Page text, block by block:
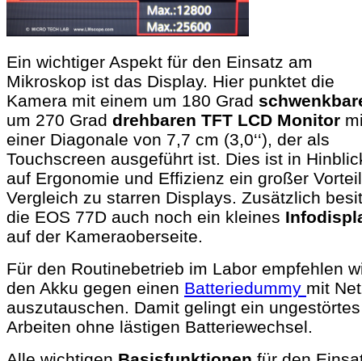
Ein wichtiger Aspekt für den Einsatz am
Mikroskop ist das Display. Hier punktet die
Kamera mit einem um 180 Grad
um 270 Grad drehbaren TFT LCD Monitor
einer Diagonale von 7,7 cm (3,0‘‘), der als
Touchscreen ausgeführt ist. Dies ist in
auf Ergonomie und Effizienz ein großer
Vergleich zu starren Displays. Zusätzlich
die EOS 77D auch noch ein kleines
auf der Kameraoberseite.
Für den Routinebetrieb im Labor empfehlen
den Akku gegen einen Batteriedummy mit
auszutauschen. Damit gelingt ein ungestörtes
Arbeiten ohne lästigen Batteriewechsel.